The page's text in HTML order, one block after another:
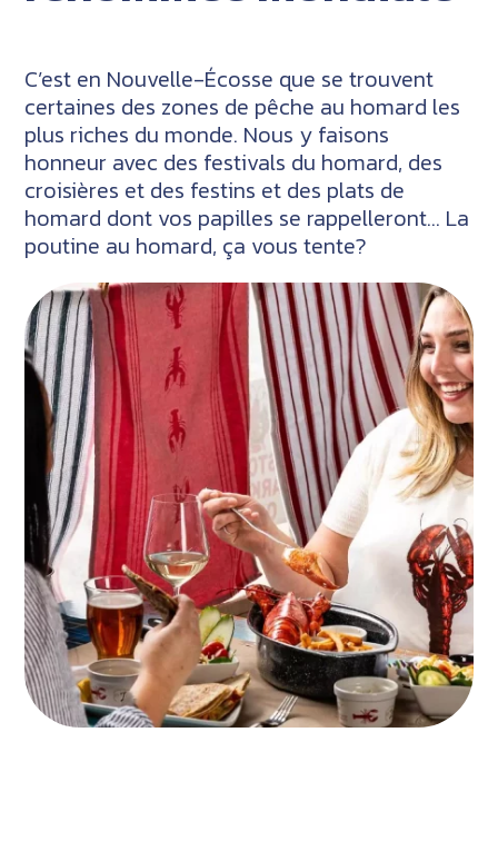
C’est en Nouvelle-Écosse que se trouvent
certaines des zones de pêche au homard les
plus riches du monde. Nous y faisons
honneur avec des festivals du homard, des
croisières et des festins et des plats de
homard dont vos papilles se rappelleront… La
poutine au homard, ça vous tente?